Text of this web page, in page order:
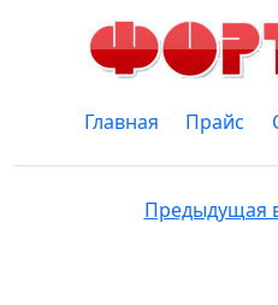
Главная Прайс
Предыдущая